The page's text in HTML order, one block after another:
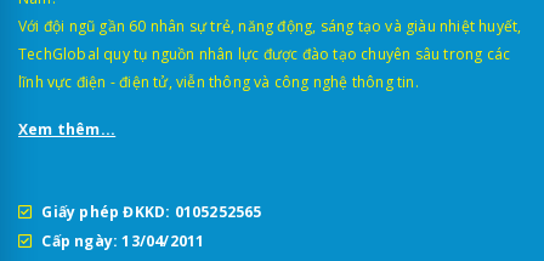
Với đội ngũ gần 60 nhân sự trẻ, năng động, sáng tạo và giàu nhiệt huyết,
TechGlobal quy tụ nguồn nhân lực được đào tạo chuyên sâu trong các
lĩnh vực điện - điện tử, viễn thông và công nghệ thông tin.
Xem thêm...
Giấy phép ĐKKD: 0105252565
Cấp ngày: 13/04/2011